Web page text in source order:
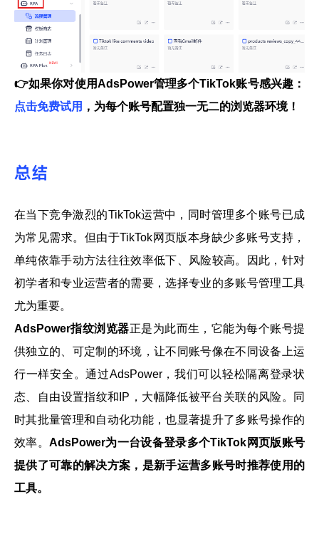
👉如果你对使用AdsPower管理多个TikTok账号感兴趣：
点击免费试用 ，为每个账号配置独一无二的浏览器环境！
总结
在当下竞争激烈的TikTok运营中，同时管理多个账号已成
为常见需求。但由于TikTok网页版本身缺少多账号支持，
单纯依靠手动方法往往效率低下、风险较高。因此，针对
初学者和专业运营者的需要，选择专业的多账号管理工具
尤为重要。
AdsPower指纹浏览器正是为此而生，它能为每个账号提
供独立的、可定制的环境，让不同账号像在不同设备上运
行一样安全。通过AdsPower，我们可以轻松隔离登录状
态、自由设置指纹和IP，大幅降低被平台关联的风险。同
时其批量管理和自动化功能，也显著提升了多账号操作的
效率。 AdsPower为一台设备登录多个TikTok网页版账号
提供了可靠的解决方案，是新手运营多账号时推荐使用的
工具。